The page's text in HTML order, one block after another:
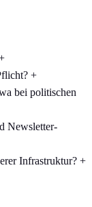
+
bei politischen
Newsletter-
Infrastruktur? +